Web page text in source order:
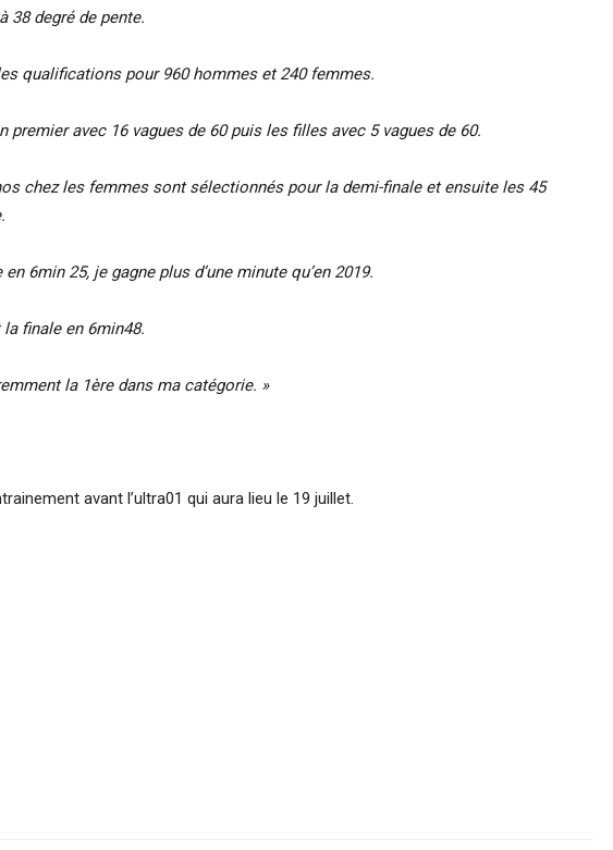
38 degré de pente.
qualifications pour 960 hommes et 240 femmes.
premier avec 16 vagues de 60 puis les filles avec 5 vagues de 60.
chez les femmes sont sélectionnés pour la demi-finale et ensuite les 45
6min 25, je gagne plus d’une minute qu’en 2019.
finale en 6min48.
la 1ère dans ma catégorie. »
avant l’ultra01 qui aura lieu le 19 juillet.